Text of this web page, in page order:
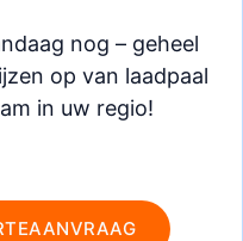
nog – geheel
op van laadpaal
in uw regio!